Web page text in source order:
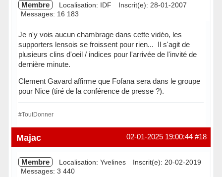
Membre Localisation: IDF
Inscrit(e): 28-01-2007
Messages: 16 183
Je n'y vois aucun chambrage dans cette vidéo, les
supporters lensois se froissent pour rien... Il s'agit de
plusieurs clins d'oeil / indices pour l'arrivée de l'invité de
dernière minute.
Clement Gavard affirme que Fofana sera dans le groupe
pour Nice (tiré de la conférence de presse ?).
#ToutDonner
Hors ligne #18
02-01-2025 19:00:44
Majac
Membre Localisation: Yvelines
Inscrit(e): 20-02-2019
Messages: 3 440